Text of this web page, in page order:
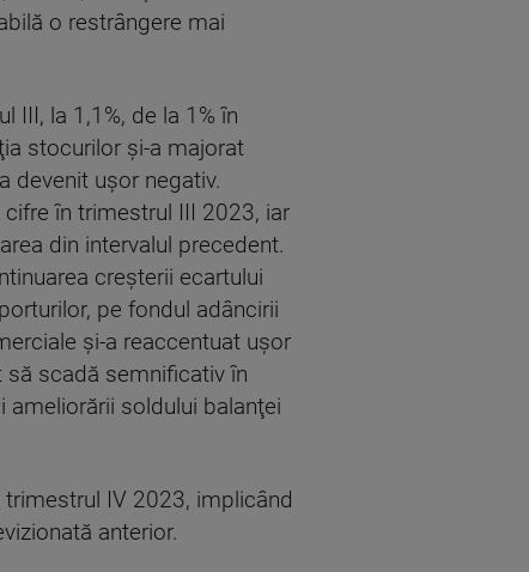
o restrângere mai
III, la 1,1%, de la 1% în
stocurilor şi-a majorat
devenit uşor negativ.
în trimestrul III 2023, iar
din intervalul precedent.
creşterii ecartului
pe fondul adâncirii
şi-a reaccentuat uşor
să scadă semnificativ în
soldului balanţei
IV 2023, implicând
anterior.